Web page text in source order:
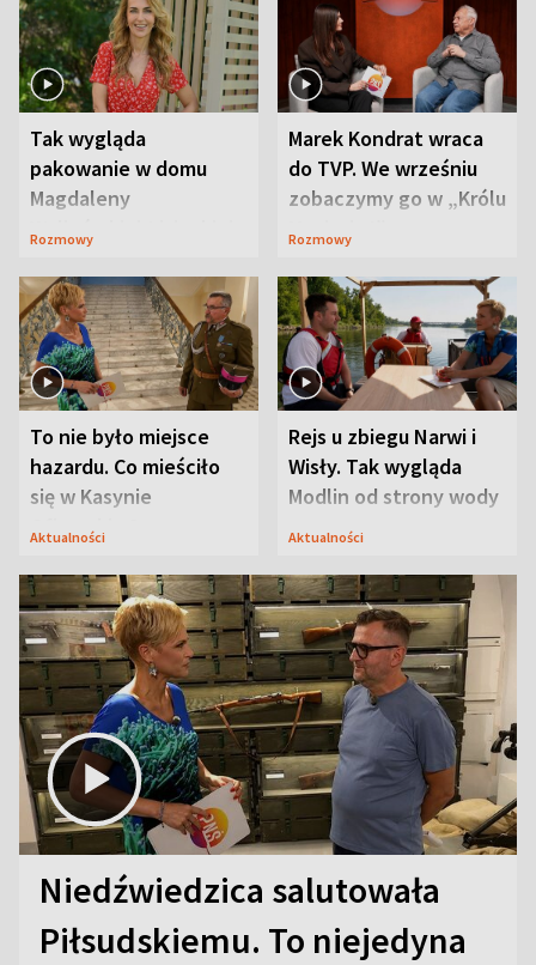
Tak wygląda
pakowanie w domu
Magdaleny
Waligórskiej-Lisieckiej.
Rozmowy
Marek Kondrat wraca
do TVP. We wrześniu
zobaczymy go w „Królu
Maciusiu I”
Rozmowy
To nie było miejsce
hazardu. Co mieściło
się w Kasynie
Oficerskim?
Aktualności
Rejs u zbiegu Narwi i
Wisły. Tak wygląda
Modlin od strony wody
Aktualności
Niedźwiedzica salutowała
Piłsudskiemu. To niejedyna